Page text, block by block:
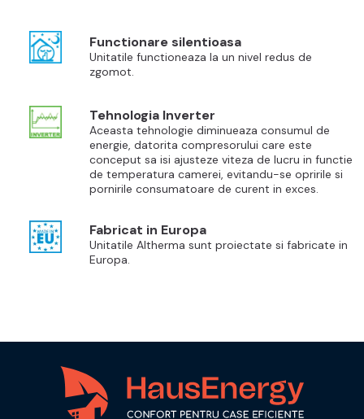
Functionare silentioasa
Unitatile functioneaza la un nivel redus de
zgomot.
Tehnologia Inverter
Aceasta tehnologie diminueaza consumul de
energie, datorita compresorului care este
conceput sa isi ajusteze viteza de lucru in functie
de temperatura camerei, evitandu-se opririle si
pornirile consumatoare de curent in exces.
Fabricat in Europa
Unitatile Altherma sunt proiectate si fabricate in
Europa.